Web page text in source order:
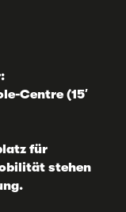
Centre (15′
für
stehen